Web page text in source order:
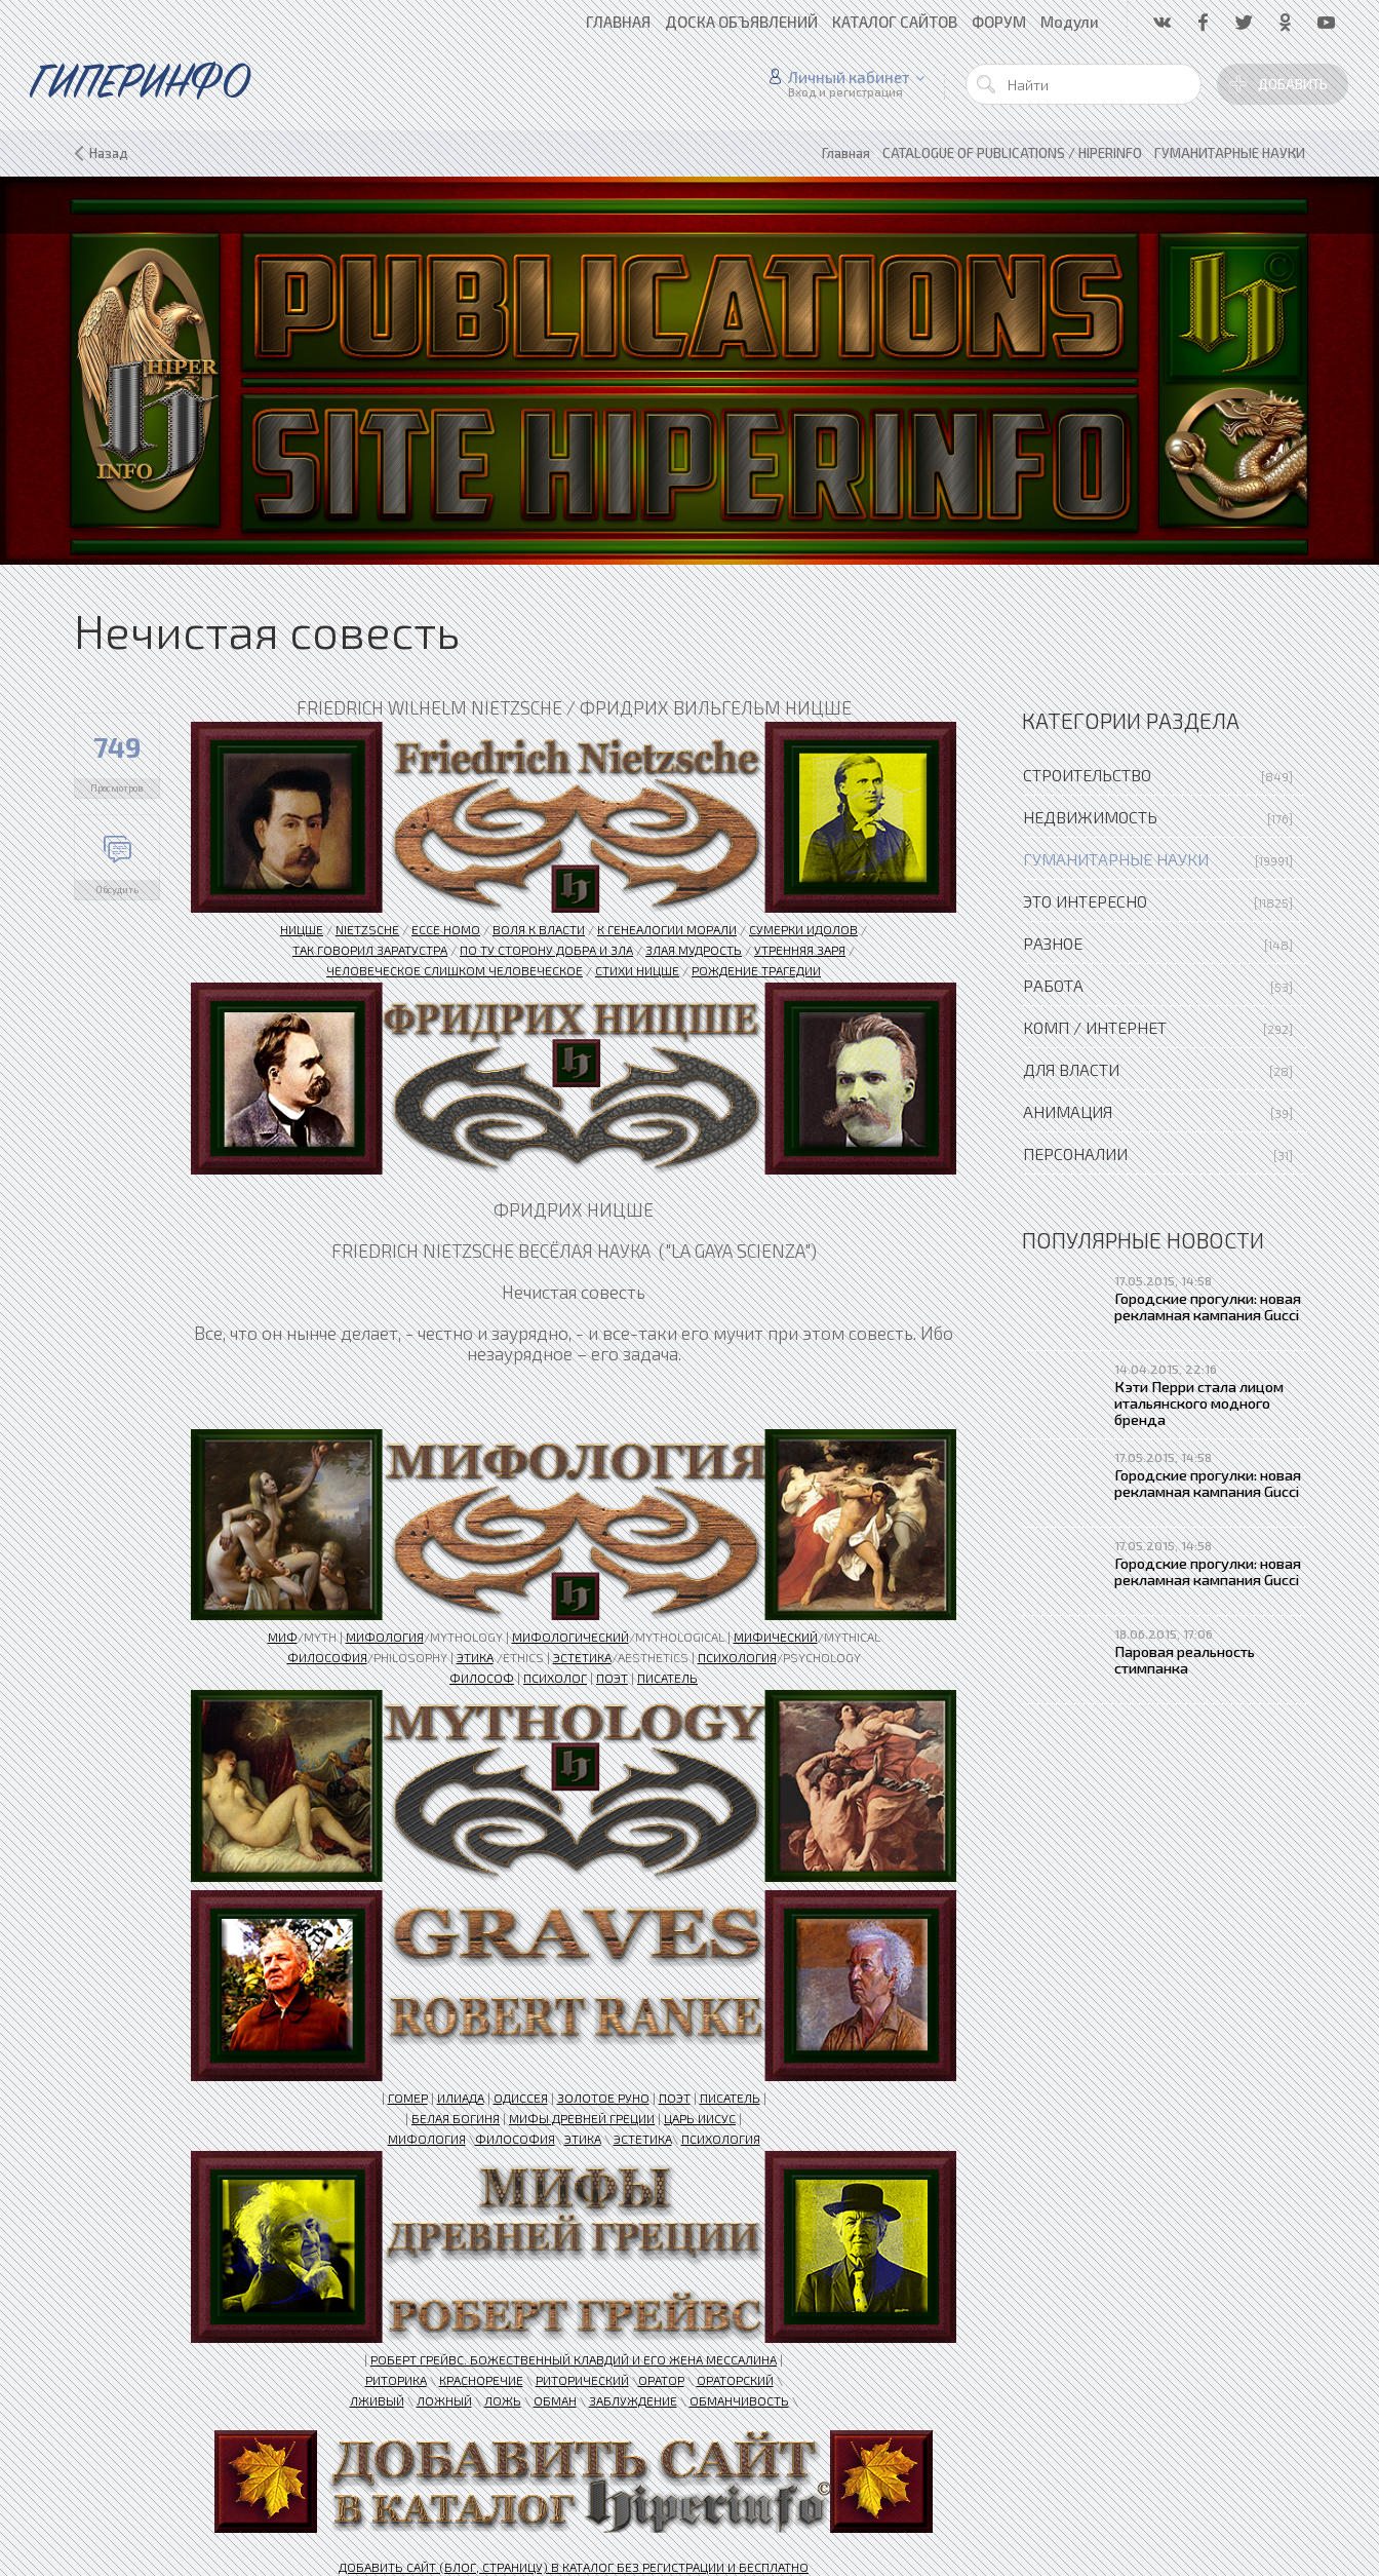
ГЛАВНАЯ ДОСКА ОБЪЯВЛЕНИЙ КАТАЛОГ САЙТОВ ФОРУМ Модули
ГИПЕРИНФО ДОБАВИТЬ
Личный кабинет
Вход и регистрация
Назад Главная»CATALOGUE OF PUBLICATIONS / HIPERINFO»ГУМАНИТАРНЫЕ НАУКИ
Нечистая совесть
749
Просмотров
Обсудить
FRIEDRICH WILHELM NIETZSCHE / ФРИДРИХ ВИЛЬГЕЛЬМ НИЦШЕ
НИЦШЕ/NIETZSCHE/ЕССЕ HOMO/ВОЛЯ К ВЛАСТИ/К ГЕНЕАЛОГИИ МОРАЛИ/СУМЕРКИ ИДОЛОВ/
ТАК ГОВОРИЛ ЗАРАТУСТРА/ПО ТУ СТОРОНУ ДОБРА И ЗЛА/ЗЛАЯ МУДРОСТЬ/УТРЕННЯЯ ЗАРЯ/
ЧЕЛОВЕЧЕСКОЕ СЛИШКОМ ЧЕЛОВЕЧЕСКОЕ/СТИХИ НИЦШЕ/РОЖДЕНИЕ ТРАГЕДИИ
ФРИДРИХ НИЦШЕ
FRIEDRICH NIETZSCHE ВЕСЁЛАЯ НАУКА ("LA GAYA SCIENZA")
Нечистая совесть
Все, что он нынче делает, - честно и заурядно, - и все-таки его мучит при этом совесть. Ибо
незаурядное – его задача.
МИФ/MYTH |МИФОЛОГИЯ/MYTHOLOGY |МИФОЛОГИЧЕСКИЙ/MYTHOLOGICAL |МИФИЧЕСКИЙ/MYTHICAL
ФИЛОСОФИЯ/PHILOSOPHY |ЭТИКА/ETHICS |ЭСТЕТИКА/AESTHETICS |ПСИХОЛОГИЯ/PSYCHOLOGY
ФИЛОСОФ|ПСИХОЛОГ|ПОЭТ|ПИСАТЕЛЬ
|ГОМЕР|ИЛИАДА|ОДИССЕЯ|ЗОЛОТОЕ РУНО|ПОЭТ|ПИСАТЕЛЬ|
|БЕЛАЯ БОГИНЯ|МИФЫ ДРЕВНЕЙ ГРЕЦИИ|ЦАРЬ ИИСУС|
МИФОЛОГИЯ\ФИЛОСОФИЯ\ЭТИКА\ЭСТЕТИКА\ПСИХОЛОГИЯ
|РОБЕРТ ГРЕЙВС. БОЖЕСТВЕННЫЙ КЛАВДИЙ И ЕГО ЖЕНА МЕССАЛИНА|
РИТОРИКА\КРАСНОРЕЧИЕ\РИТОРИЧЕСКИЙ\ОРАТОР\ОРАТОРСКИЙ\
ЛЖИВЫЙ\ЛОЖНЫЙ\ЛОЖЬ\ОБМАН\ЗАБЛУЖДЕНИЕ\ОБМАНЧИВОСТЬ\
ДОБАВИТЬ САЙТ (БЛОГ, СТРАНИЦУ) В КАТАЛОГ БЕЗ РЕГИСТРАЦИИ И БЕСПЛАТНО
КАТЕГОРИИ РАЗДЕЛА
СТРОИТЕЛЬСТВО [849]
НЕДВИЖИМОСТЬ [176]
ГУМАНИТАРНЫЕ НАУКИ [19991]
ЭТО ИНТЕРЕСНО [11825]
РАЗНОЕ [148]
РАБОТА [53]
КОМП / ИНТЕРНЕТ [292]
ДЛЯ ВЛАСТИ [28]
АНИМАЦИЯ [39]
ПЕРСОНАЛИИ [31]
ПОПУЛЯРНЫЕ НОВОСТИ
17.05.2015, 14:58
Городские прогулки: новая
рекламная кампания Gucci
14.04.2015, 22:16
Кэти Перри стала лицом
итальянского модного
бренда
17.05.2015, 14:58
Городские прогулки: новая
рекламная кампания Gucci
17.05.2015, 14:58
Городские прогулки: новая
рекламная кампания Gucci
18.06.2015, 17:06
Паровая реальность
стимпанка